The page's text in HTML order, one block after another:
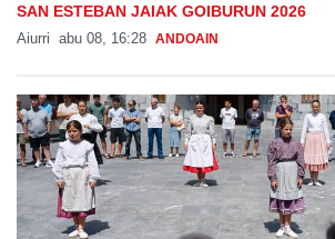
SAN ESTEBAN JAIAK GOIBURUN 2026
Aiurri abu 08, 16:28 ANDOAIN